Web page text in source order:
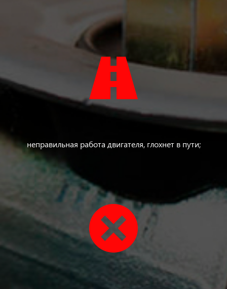
неправильная работа двигателя, глохнет в пути;